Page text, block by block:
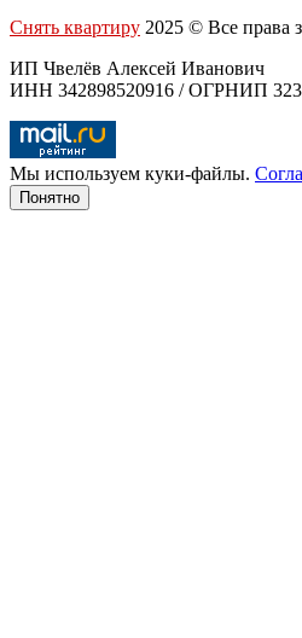
Снять квартиру 2025 © Все права
ИП Чвелёв Алексей Иванович
ИНН 342898520916 / ОГРНИП
Мы используем куки-файлы.
Понятно